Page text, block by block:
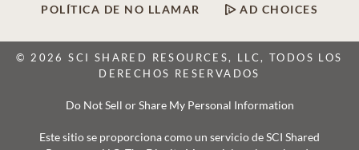
POLÍTICA DE NO LLAMAR
AD CHOICES
© 2026 SCI SHARED RESOURCES, LLC, TODOS LOS
DERECHOS RESERVADOS
Do Not Sell or Share My Personal Information
Este sitio se proporciona como un servicio de SCI Shared